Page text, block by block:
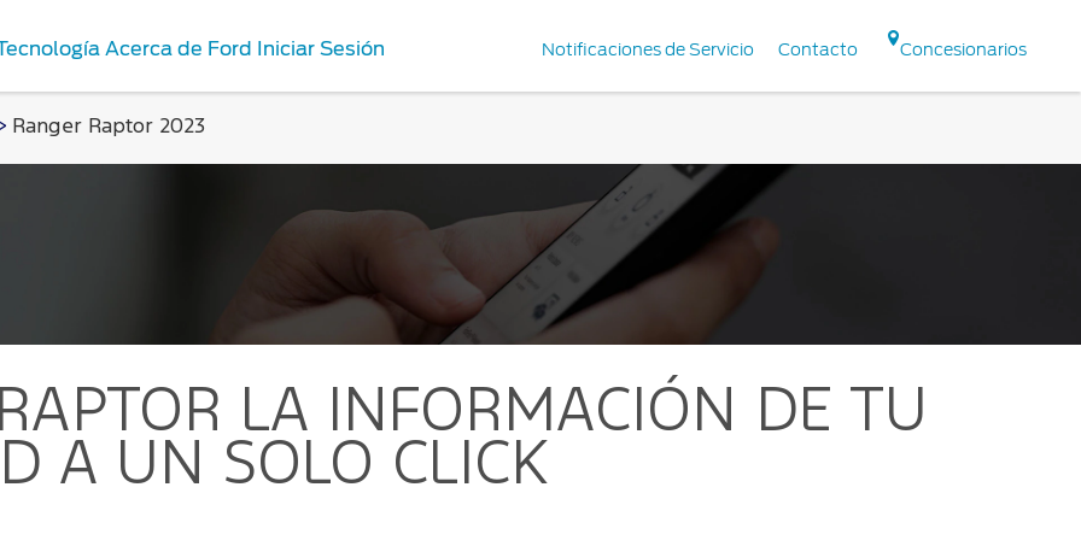
de Servicio
Repuestos y
Notificaciones de Servicio Contacto Concesionarios
Acerca de Ford Iniciar Sesión
> Ranger Raptor 2023
LA INFORMACIÓN DE TU
A UN SOLO CLICK